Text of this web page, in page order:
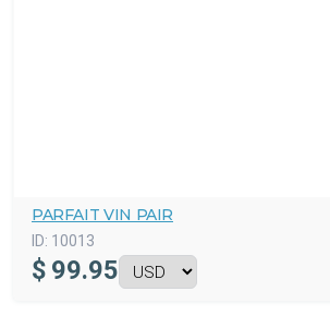
PARFAIT VIN PAIR
ID: 10013
$ 99.95